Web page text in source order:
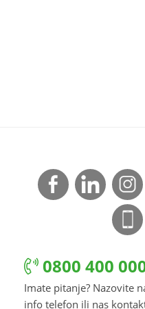
0800 400
Imate pitanje? Nazovite
info telefon ili nas